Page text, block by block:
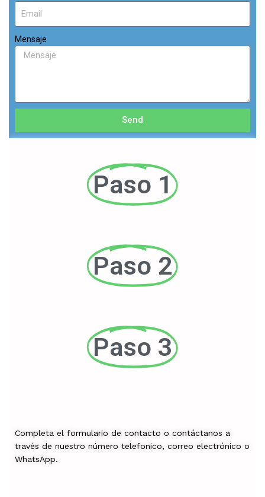
Mensaje
Send
Paso 1
Paso 2
Paso 3
Completa el formulario de contacto o contáctanos a
través de nuestro número telefonico, correo electrónico o
WhatsApp.